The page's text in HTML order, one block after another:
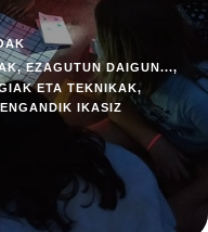
, EZAGUTUN DAIGUN...,
ETA TEKNIKAK,
IKASIZ